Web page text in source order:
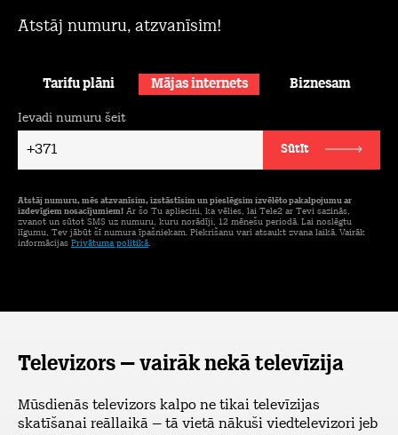
Atstāj numuru, atzvanīsim!
Tarifu plāni Mājas internets Biznesam
+371
Ievadi numuru šeit
Sūtīt
Atstāj numuru, mēs atzvanīsim, izstāstīsim un pieslēgsim izvēlēto pakalpojumu ar
izdevīgiem nosacījumiem! Ar šo Tu apliecini, ka vēlies, lai Tele2 ar Tevi sazinās,
zvanot un sūtot SMS uz numuru, kuru norādīji, 12 mēnešu periodā. Lai noslēgtu
līgumu, Tev jābūt šī numura īpašniekam. Piekrišanu vari atsaukt zvana laikā. Vairāk
informācijas Privātuma politikā.
Televizors – vairāk nekā televīzija
Mūsdienās televizors kalpo ne tikai televīzijas
skatīšanai reāllaikā – tā vietā nākuši viedtelevizori jeb